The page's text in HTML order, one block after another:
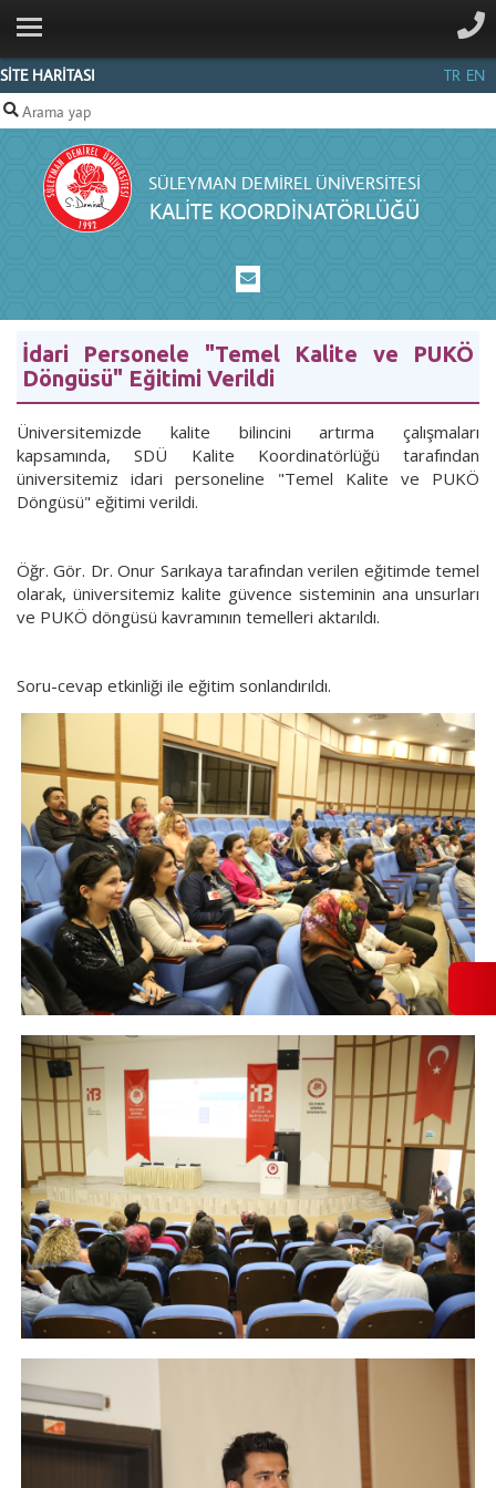
SİTE HARİTASI TR EN
SÜLEYMAN DEMIREL ÜNIVERSITESI
KALITE KOORDINATÖRLÜĞÜ
ANA SAYFA
HAKKIMIZDA
KOMİSYON
ÜYELERİ
FAALİYETLER
AKREDİTASYON
YÖNERGELER
RAPOR
SUNUMLAR
İLETIŞIM
İdari Personele "Temel Kalite ve PUKÖ
Döngüsü" Eğitimi Verildi
Üniversitemizde kalite bilincini artırma çalışmaları
kapsamında, SDÜ Kalite Koordinatörlüğü tarafından
üniversitemiz idari personeline "Temel Kalite ve PUKÖ
Döngüsü" eğitimi verildi.
Öğr. Gör. Dr. Onur Sarıkaya tarafından verilen eğitimde temel
olarak, üniversitemiz kalite güvence sisteminin ana unsurları
ve PUKÖ döngüsü kavramının temelleri aktarıldı.
Soru-cevap etkinliği ile eğitim sonlandırıldı.